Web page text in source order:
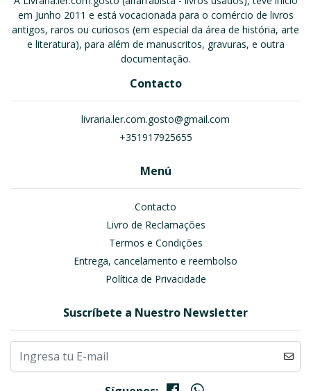
em Junho 2011 e está vocacionada para o comércio de livros
antigos, raros ou curiosos (em especial da área de história, arte
e literatura), para além de manuscritos, gravuras, e outra
documentação.
Contacto
livraria.ler.com.gosto@gmail.com
+351917925655
Menú
Contacto
Livro de Reclamações
Termos e Condições
Entrega, cancelamento e reembolso
Política de Privacidade
Suscríbete a Nuestro Newsletter